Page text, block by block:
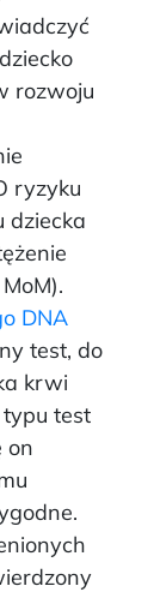
rozwoju
ryzyku
dziecka
DNA
test, do
krwi
test
on